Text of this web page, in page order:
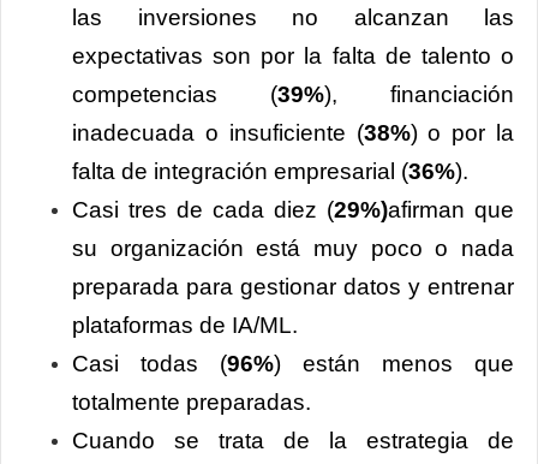
las inversiones no alcanzan las
expectativas son por la falta de talento o
competencias (39%), financiación
inadecuada o insuficiente (38%) o por la
falta de integración empresarial (36%).
Casi tres de cada diez (29%)afirman que
su organización está muy poco o nada
preparada para gestionar datos y entrenar
plataformas de IA/ML.
Casi todas (96%) están menos que
totalmente preparadas.
Cuando se trata de la estrategia de